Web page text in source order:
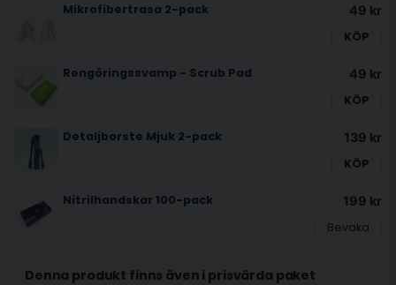
Mikrofibertrasa 2-pack
49 kr
KÖP
Rengöringssvamp - Scrub Pad
49 kr
KÖP
Detaljborste Mjuk 2-pack
139 kr
KÖP
Nitrilhandskar 100-pack
199 kr
Bevaka
Denna produkt finns även i prisvärda paket